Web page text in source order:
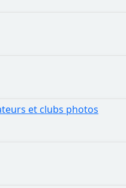
et clubs photos